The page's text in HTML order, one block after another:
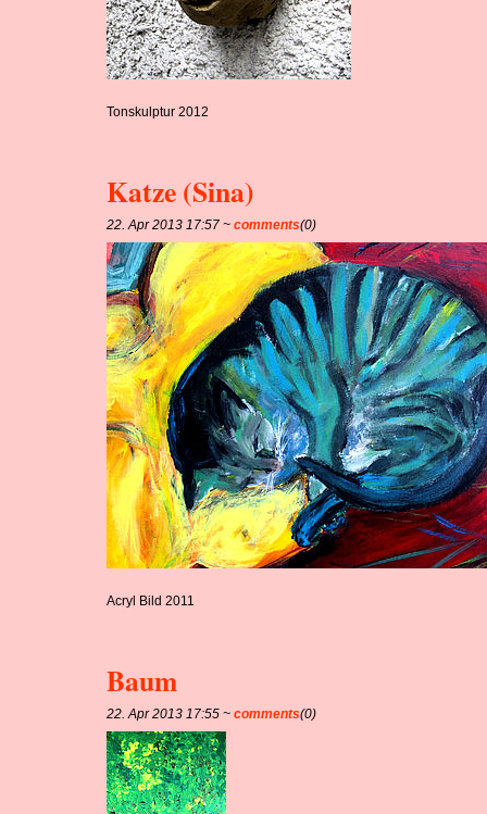
Tonskulptur 2012
Katze (Sina)
22. Apr 2013 17:57 ~comments(0)
Acryl Bild 2011
Baum
22. Apr 2013 17:55 ~comments(0)